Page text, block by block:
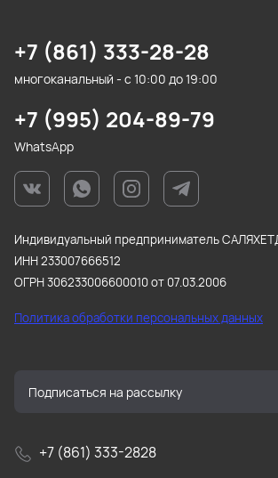
+7 (861) 333-28-28
многоканальный - с 10:00 до 19:00
+7 (995) 204-89-79
WhatsApp
Индивидуальный предприниматель
ИНН 233007666512
ОГРН 306233006600010 от 07.03.2006
Политика обработки персональных данных
+7 (861) 333-2828